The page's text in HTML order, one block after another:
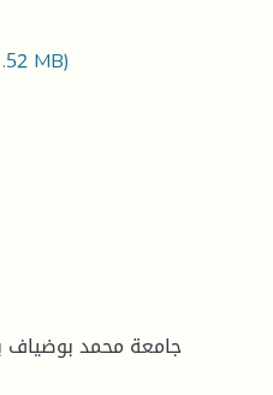
MB)
جامعة محمد بوضياف